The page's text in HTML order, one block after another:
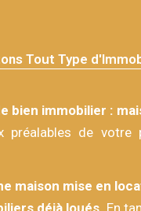
Tout Type
bien immobilier :
préalables de
maison mise en